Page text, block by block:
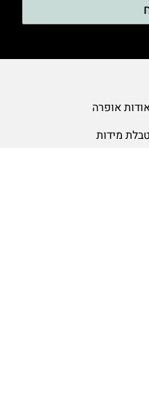
אופרה
טבלת מידות